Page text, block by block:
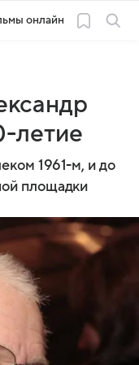
онлайн
летие
1961-м, и до
площадки